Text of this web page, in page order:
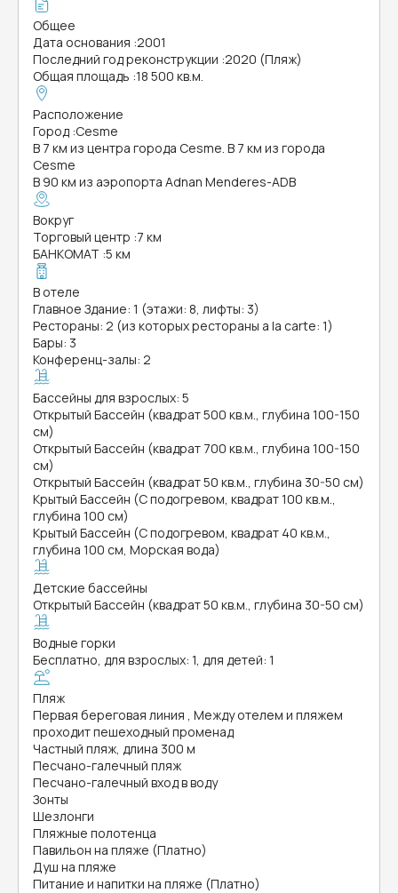
Общее
Дата основания :2001
Последний год реконструкции :2020 (Пляж)
Общая площадь :18 500 кв.м.
Расположение
Город :Cesme
В 7 км из центра города Cesme. В 7 км из города
Cesme
В 90 км из аэропорта Adnan Menderes-ADB
Вокруг
Торговый центр :7 км
БАНКОМАТ :5 км
В отеле
Главное Здание: 1 (этажи: 8, лифты: 3)
Рестораны: 2 (из которых рестораны a la carte: 1)
Бары: 3
Конференц-залы: 2
Бассейны для взрослых: 5
Открытый Бассейн (квадрат 500 кв.м., глубина 100-150
см)
Открытый Бассейн (квадрат 700 кв.м., глубина 100-150
см)
Открытый Бассейн (квадрат 50 кв.м., глубина 30-50 см)
Крытый Бассейн (С подогревом, квадрат 100 кв.м.,
глубина 100 см)
Крытый Бассейн (С подогревом, квадрат 40 кв.м.,
глубина 100 см, Морская вода)
Детские бассейны
Открытый Бассейн (квадрат 50 кв.м., глубина 30-50 см)
Водные горки
Бесплатно, для взрослых: 1, для детей: 1
Пляж
Первая береговая линия , Между отелем и пляжем
проходит пешеходный променад
Частный пляж, длина 300 м
Песчано-галечный пляж
Песчано-галечный вход в воду
Зонты
Шезлонги
Пляжные полотенца
Павильон на пляже (Платно)
Душ на пляже
Питание и напитки на пляже (Платно)